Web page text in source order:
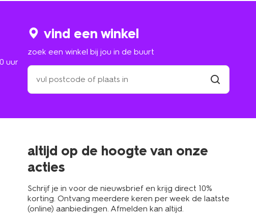
uur
vind een winkel
zoek een winkel bij jou in de buurt
zoek
een
winkel
in
altijd op de hoogte van onze
acties
Schrijf je in voor de nieuwsbrief en krijg direct 10%
korting. Ontvang meerdere keren per week de laatste
(online) aanbiedingen. Afmelden kan altijd.